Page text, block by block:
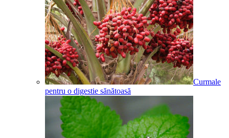
Curmale
pentru o digestie sănătoasă